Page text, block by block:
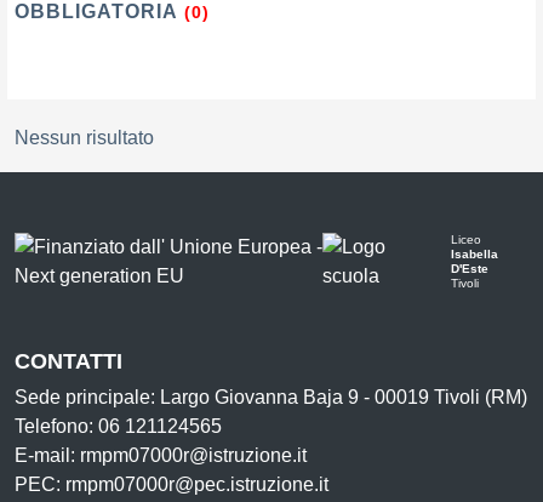
OBBLIGATORIA (0)
Nessun risultato
Liceo
Isabella
D'Este
Tivoli
CONTATTI
Sede principale: Largo Giovanna Baja 9 - 00019 Tivoli (RM)
Telefono: 06 121124565
E-mail: rmpm07000r@istruzione.it
PEC: rmpm07000r@pec.istruzione.it